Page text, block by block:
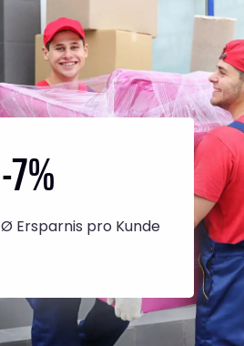
-7%
Ø Ersparnis pro Kunde